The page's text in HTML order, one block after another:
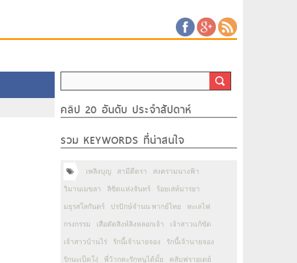
คลิป 20 อันดับ ประจำสัปดาห์
รวม KEYWORDS ที่น่าสนใจ
เพลิงบุญ สามีตีตรา สงครามนางฟ้า
วิมานเมขลา ลิขิตแห่งจันทร์ ร้อยเล่ห์มารยา
มธุรสโลกันตร์ ปรปักษ์จำนน พากย์ไทย ทะเลไฟ
กรงกรรม เสือตัดสิงห์ลิงหลอกเจ้า เจ้าสาวแก้ขัด
เจ้าสาวบ้านไร่ รักนี้เจ้านายจอง รักนี้เจ้านายจอง
รักนะเป็ดโง่ พี่ว้ากคะรักหนูได้มั้ย คลับฟรายเดย์